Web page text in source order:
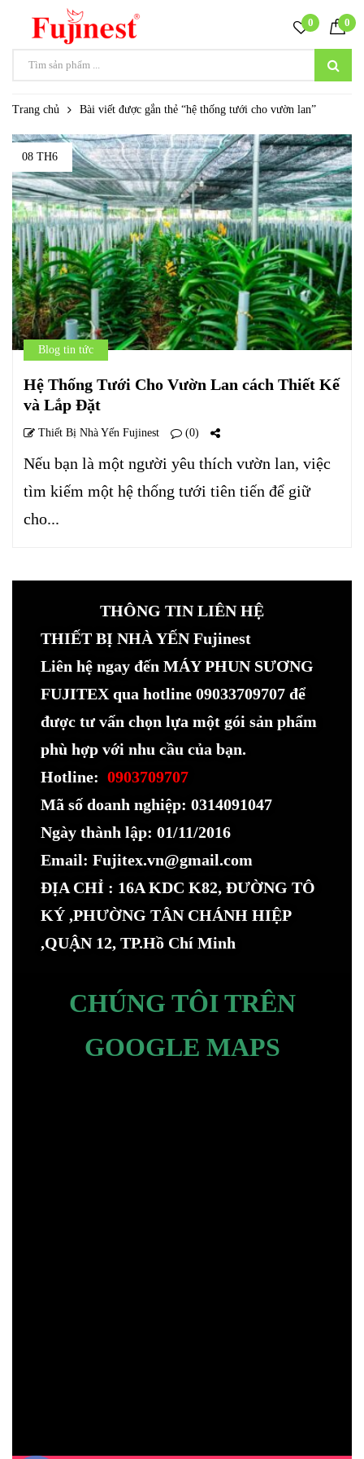
0 0
Trang chủ Bài viết được gắn thẻ “hệ thống tưới cho vườn lan”
08 TH6
Blog tin tức
Hệ Thống Tưới Cho Vườn Lan cách Thiết Kế
và Lắp Đặt
Thiết Bị Nhà Yến Fujinest (0)
Nếu bạn là một người yêu thích vườn lan, việc
tìm kiếm một hệ thống tưới tiên tiến để giữ
cho...
THÔNG TIN LIÊN HỆ
THIẾT BỊ NHÀ YẾN Fujinest
Liên hệ ngay đến MÁY PHUN SƯƠNG
FUJITEX qua hotline 09033709707 để
được tư vấn chọn lựa một gói sản phẩm
phù hợp với nhu cầu của bạn.
Hotline: 0903709707
Mã số doanh nghiệp: 0314091047
Ngày thành lập: 01/11/2016
Email: Fujitex.vn@gmail.com
ĐỊA CHỈ : 16A KDC K82, ĐƯỜNG TÔ
KÝ ,PHƯỜNG TÂN CHÁNH HIỆP
,QUẬN 12, TP.Hồ Chí Minh
CHÚNG TÔI TRÊN
GOOGLE MAPS